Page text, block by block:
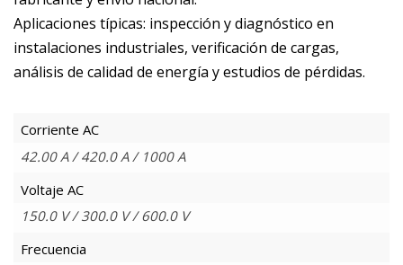
Aplicaciones típicas: inspección y diagnóstico en
instalaciones industriales, verificación de cargas,
análisis de calidad de energía y estudios de pérdidas.
Corriente AC
42.00 A / 420.0 A / 1000 A
Voltaje AC
150.0 V / 300.0 V / 600.0 V
Frecuencia